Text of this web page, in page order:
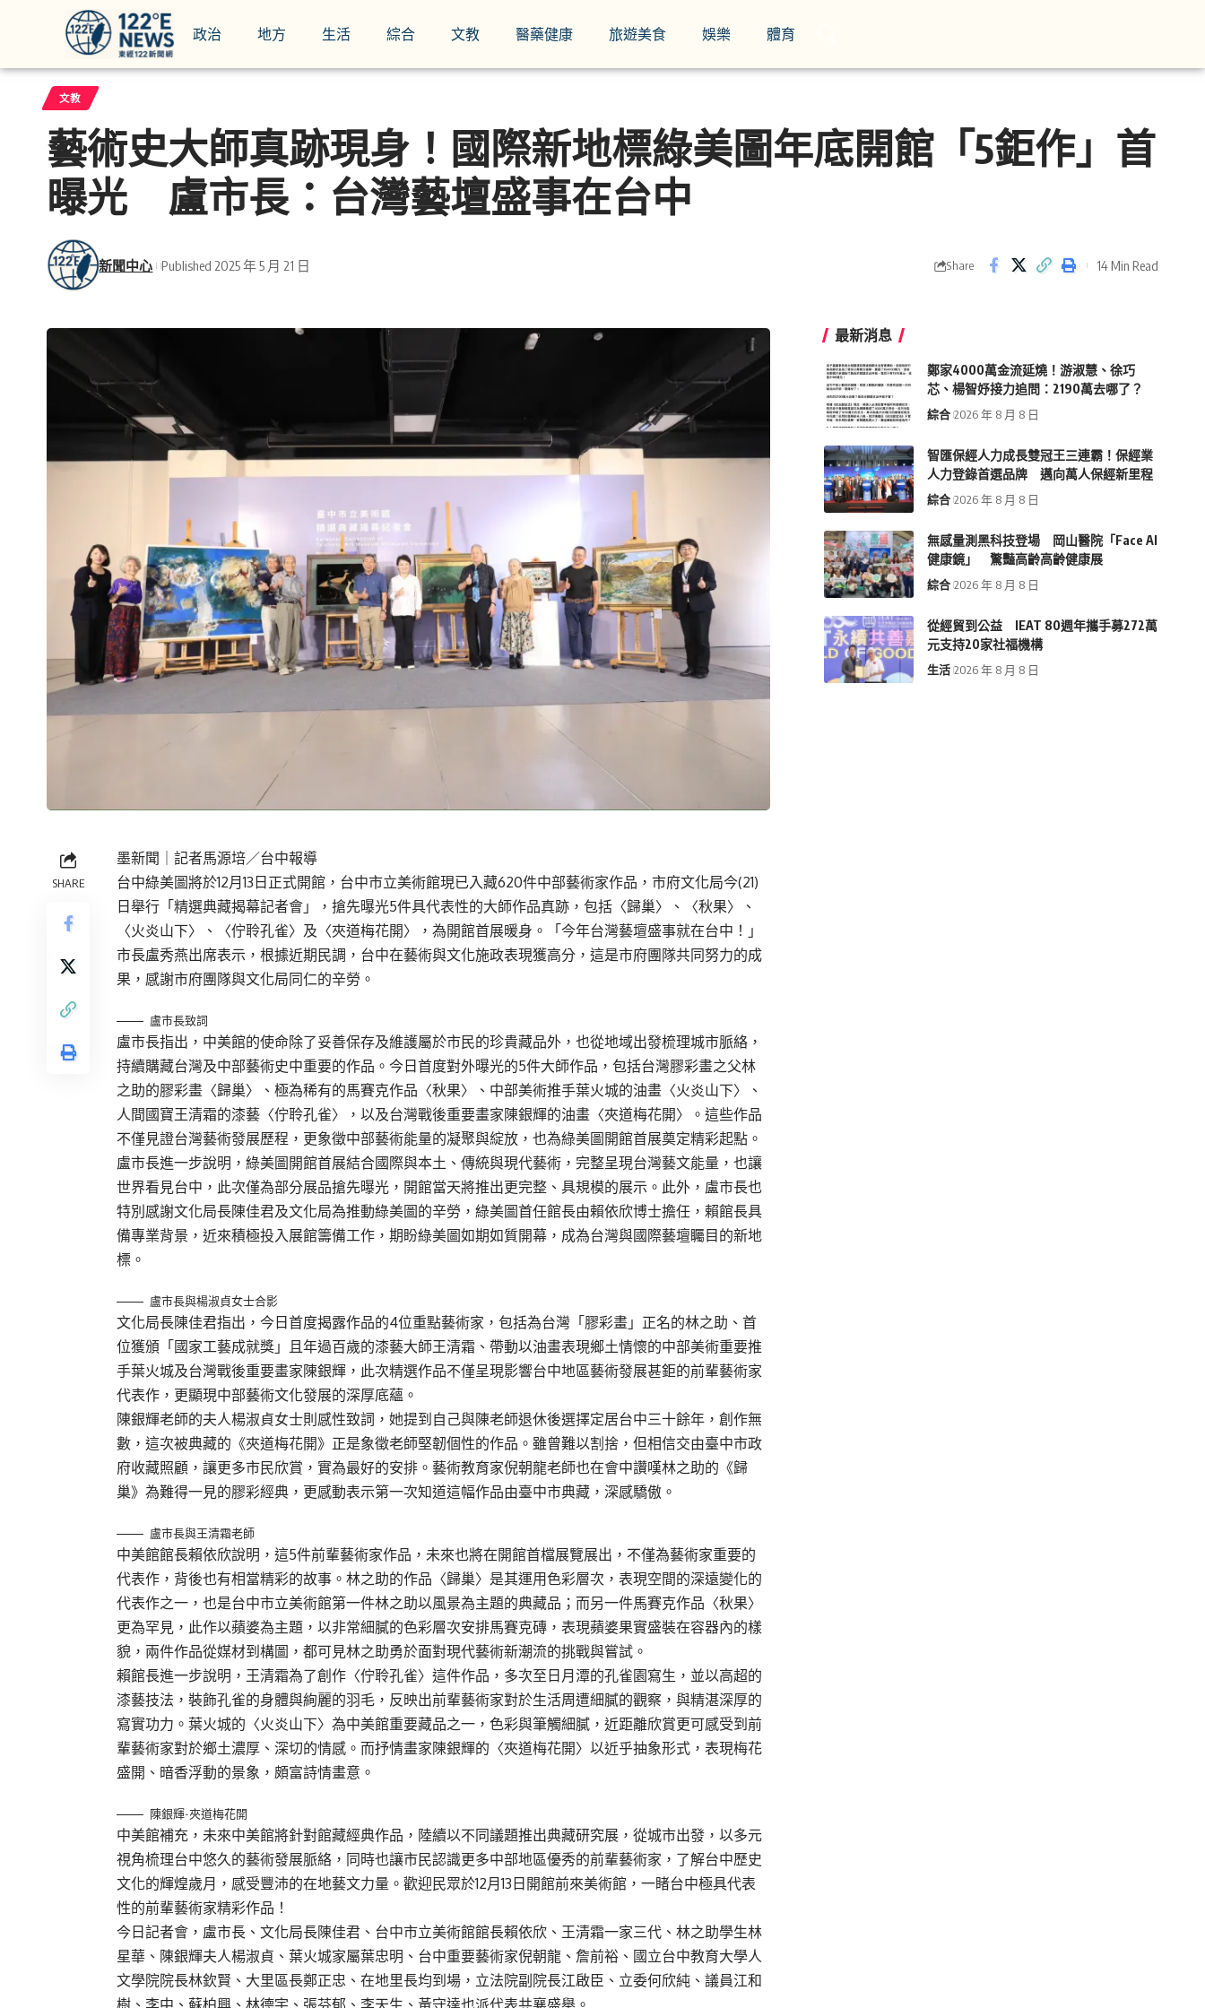
政治 地方 生活 綜合 文教 醫藥健康 旅遊美食 娛樂 體育
文教
藝術史大師真跡現身！國際新地標綠美圖年底開館「5鉅作」首
曝光 盧市長：台灣藝壇盛事在台中
新聞中心 Published 2025 年 5 月 21 日 Share 14 Min Read
SHARE
墨新聞 ｜記者馬源培／台中報導
台中綠美圖將於12月13日正式開館，台中市立美術館現已入藏620件中部藝術家作品，市府文化局今(21)
日舉行「精選典藏揭幕記者會」，搶先曝光5件具代表性的大師作品真跡，包括〈歸巢〉、〈秋果〉、
〈火炎山下〉、〈佇聆孔雀〉及〈夾道梅花開〉，為開館首展暖身。「今年台灣藝壇盛事就在台中！」
市長盧秀燕出席表示，根據近期民調，台中在藝術與文化施政表現獲高分，這是市府團隊共同努力的成
果，感謝市府團隊與文化局同仁的辛勞。
盧市長致詞
盧市長指出，中美館的使命除了妥善保存及維護屬於市民的珍貴藏品外，也從地域出發梳理城市脈絡，
持續購藏台灣及中部藝術史中重要的作品。今日首度對外曝光的5件大師作品，包括台灣膠彩畫之父林
之助的膠彩畫〈歸巢〉、極為稀有的馬賽克作品〈秋果〉、中部美術推手葉火城的油畫〈火炎山下〉、
人間國寶王清霜的漆藝〈佇聆孔雀〉，以及台灣戰後重要畫家陳銀輝的油畫〈夾道梅花開〉。這些作品
不僅見證台灣藝術發展歷程，更象徵中部藝術能量的凝聚與綻放，也為綠美圖開館首展奠定精彩起點。
盧市長進一步說明，綠美圖開館首展結合國際與本土、傳統與現代藝術，完整呈現台灣藝文能量，也讓
世界看見台中，此次僅為部分展品搶先曝光，開館當天將推出更完整、具規模的展示。此外，盧市長也
特別感謝文化局長陳佳君及文化局為推動綠美圖的辛勞，綠美圖首任館長由賴依欣博士擔任，賴館長具
備專業背景，近來積極投入展館籌備工作，期盼綠美圖如期如質開幕，成為台灣與國際藝壇矚目的新地
標。
盧市長與楊淑貞女士合影
文化局長陳佳君指出，今日首度揭露作品的4位重點藝術家，包括為台灣「膠彩畫」正名的林之助、首
位獲頒「國家工藝成就獎」且年過百歲的漆藝大師王清霜、帶動以油畫表現鄉土情懷的中部美術重要推
手葉火城及台灣戰後重要畫家陳銀輝，此次精選作品不僅呈現影響台中地區藝術發展甚鉅的前輩藝術家
代表作，更顯現中部藝術文化發展的深厚底蘊。
陳銀輝老師的夫人楊淑貞女士則感性致詞，她提到自己與陳老師退休後選擇定居台中三十餘年，創作無
數，這次被典藏的《夾道梅花開》正是象徵老師堅韌個性的作品。雖曾難以割捨，但相信交由臺中市政
府收藏照顧，讓更多市民欣賞，實為最好的安排。藝術教育家倪朝龍老師也在會中讚嘆林之助的《歸
巢》為難得一見的膠彩經典，更感動表示第一次知道這幅作品由臺中市典藏，深感驕傲。
盧市長與王清霜老師
中美館館長賴依欣說明，這5件前輩藝術家作品，未來也將在開館首檔展覽展出，不僅為藝術家重要的
代表作，背後也有相當精彩的故事。林之助的作品〈歸巢〉是其運用色彩層次，表現空間的深遠變化的
代表作之一，也是台中市立美術館第一件林之助以風景為主題的典藏品；而另一件馬賽克作品〈秋果〉
更為罕見，此作以蘋婆為主題，以非常細膩的色彩層次安排馬賽克磚，表現蘋婆果實盛裝在容器內的樣
貌，兩件作品從媒材到構圖，都可見林之助勇於面對現代藝術新潮流的挑戰與嘗試。
賴館長進一步說明，王清霜為了創作〈佇聆孔雀〉這件作品，多次至日月潭的孔雀園寫生，並以高超的
漆藝技法，裝飾孔雀的身體與絢麗的羽毛，反映出前輩藝術家對於生活周遭細膩的觀察，與精湛深厚的
寫實功力。葉火城的〈火炎山下〉為中美館重要藏品之一，色彩與筆觸細膩，近距離欣賞更可感受到前
輩藝術家對於鄉土濃厚、深切的情感。而抒情畫家陳銀輝的〈夾道梅花開〉以近乎抽象形式，表現梅花
盛開、暗香浮動的景象，頗富詩情畫意。
陳銀輝-夾道梅花開
中美館補充，未來中美館將針對館藏經典作品，陸續以不同議題推出典藏研究展，從城市出發，以多元
視角梳理台中悠久的藝術發展脈絡，同時也讓市民認識更多中部地區優秀的前輩藝術家，了解台中歷史
文化的輝煌歲月，感受豐沛的在地藝文力量。歡迎民眾於12月13日開館前來美術館，一睹台中極具代表
性的前輩藝術家精彩作品！
今日記者會，盧市長、文化局長陳佳君、台中市立美術館館長賴依欣、王清霜一家三代、林之助學生林
星華、陳銀輝夫人楊淑貞、葉火城家屬葉忠明、台中重要藝術家倪朝龍、詹前裕、國立台中教育大學人
文學院院長林欽賢、大里區長鄭正忠、在地里長均到場，立法院副院長江啟臣、立委何欣純、議員江和
樹、李中、蘇柏興、林德宇、張芬郁、李天生、黃守達也派代表共襄盛舉。
最新消息
鄭家4000萬金流延燒！游淑慧、徐巧
芯、楊智妤接力追問：2190萬去哪了？
綜合 2026 年 8 月 8 日
智匯保經人力成長雙冠王三連霸！保經業
人力登錄首選品牌 邁向萬人保經新里程
綜合 2026 年 8 月 8 日
無感量測黑科技登場 岡山醫院「Face AI
健康鏡」 驚豔高齡高齡健康展
綜合 2026 年 8 月 8 日
從經貿到公益 IEAT 80週年攜手募272萬
元支持20家社福機構
生活 2026 年 8 月 8 日